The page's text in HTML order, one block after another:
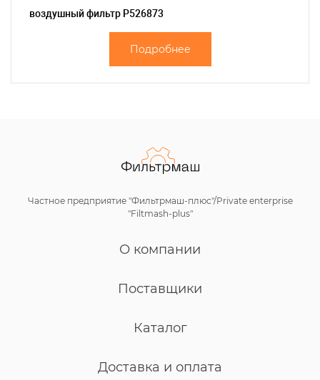
воздушный фильтр P526873
Подробнее
Частное предприятие "Фильтрмаш-плюс"/Private enterprise
"Filtmash-plus"
О компании
Поставщики
Каталог
Доставка и оплата